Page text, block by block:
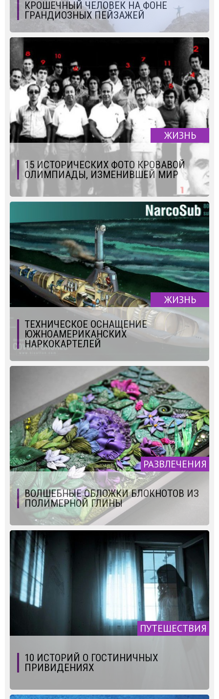
КРОШЕЧНЫЙ ЧЕЛОВЕК НА ФОНЕ
ГРАНДИОЗНЫХ ПЕЙЗАЖЕЙ
ЖИЗНЬ
15 ИСТОРИЧЕСКИХ ФОТО КРОВАВОЙ
ОЛИМПИАДЫ, ИЗМЕНИВШЕЙ МИР
ЖИЗНЬ
ТЕХНИЧЕСКОЕ ОСНАЩЕНИЕ
ЮЖНОАМЕРИКАНСКИХ
НАРКОКАРТЕЛЕЙ
РАЗВЛЕЧЕНИЯ
ВОЛШЕБНЫЕ ОБЛОЖКИ БЛОКНОТОВ ИЗ
ПОЛИМЕРНОЙ ГЛИНЫ
ПУТЕШЕСТВИЯ
10 ИСТОРИЙ О ГОСТИНИЧНЫХ
ПРИВИДЕНИЯХ